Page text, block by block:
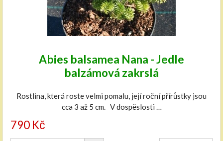
Abies balsamea Nana - Jedle
balzámová zakrslá
Rostlina, která roste velmi pomalu, její roční přírůstky jsou
cca 3 až 5 cm. V dospěslosti …
790 Kč